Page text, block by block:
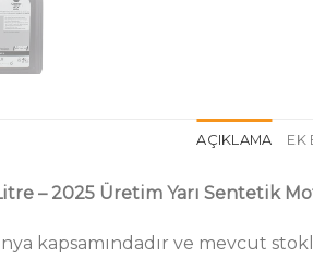
AÇIKLAMA EK
– 2025 Üretim Yarı Sentetik
kapsamındadır ve mevcut